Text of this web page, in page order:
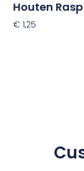
Houten
€ 1,25